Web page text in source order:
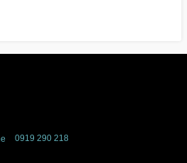
0919 290 218